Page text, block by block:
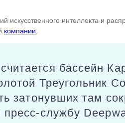
интеллекта и
компании
бассейн
Треугольник
затонувших там
службу